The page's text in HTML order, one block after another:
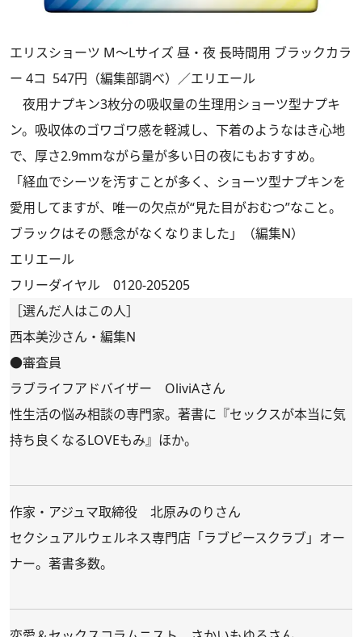
エリスショーツ M～Lサイズ 昼・夜 長時間用 ブラックカラ
ー 4コ 547円（編集部調べ）／エリエール
夜用ナプキン3枚分の吸収量の生理用ショーツ型ナプキ
ン。吸収体のゴワゴワ感を軽減し、下着のようなはき心地
で、厚さ2.9mmながら量が多い日の夜にもおすすめ。
「経血でシーツを汚すことが多く、ショーツ型ナプキンを
愛用してますが、唯一の欠点が“見た目がおむつ”なこと。
ブラックはその懸念がなくなりました」（編集N）
エリエール
フリーダイヤル 0120-205205
［選んだ人はこの人］
西本美沙さん・編集N
●審査員
ラブライフアドバイザー OliviAさん
性生活の悩み相談の専門家。著書に『セックスが本当に気
持ち良くなるLOVEもみ』ほか。
作家・アジュマ取締役 北原みのりさん
セクシュアルウェルネス専門店「ラブピースクラブ」オー
ナー。著書多数。